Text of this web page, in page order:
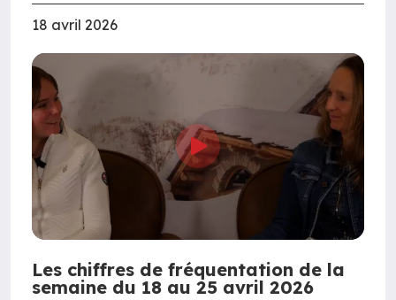
18 avril 2026
Les chiffres de fréquentation de la
semaine du 18 au 25 avril 2026